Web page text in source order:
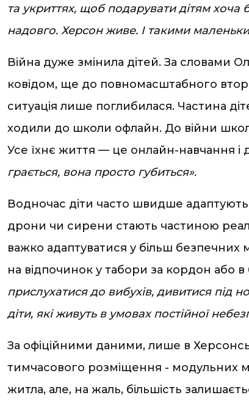
та укриттях, щоб подарувати дітям хоча
надовго. Херсон живе. І такими
Війна дуже змінила дітей. За словами
ковідом, ще до повномасштабного
ситуація лише поглибилася. Частина
ходили до школи офлайн. До війни
Усе їхнє життя — це онлайн-навчання і
грається, вона просто губиться».
Водночас діти часто швидше
дрони чи сирени стають частиною
важко адаптуватися у більш безпечних
на відпочинок у табори за кордон або в
прислухатися до вибухів, дивитися під
діти, які живуть в умовах постійної
За офіційними даними, лише в
тимчасового розміщення - модульних
житла, але, на жаль, більшість